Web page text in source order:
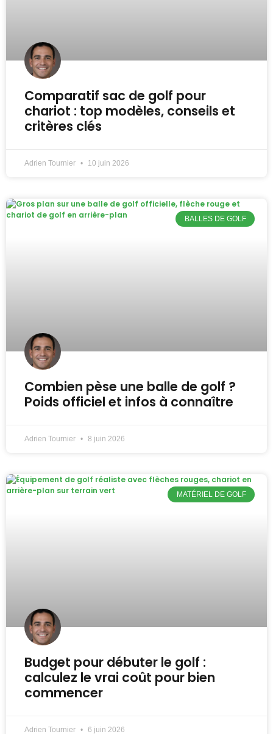
Comparatif sac de golf pour
chariot : top modèles, conseils et
critères clés
Adrien Tournier 10 juin 2026
BALLES DE GOLF
Combien pèse une balle de golf ?
Poids officiel et infos à connaître
Adrien Tournier 8 juin 2026
MATÉRIEL DE GOLF
Budget pour débuter le golf :
calculez le vrai coût pour bien
commencer
Adrien Tournier 6 juin 2026